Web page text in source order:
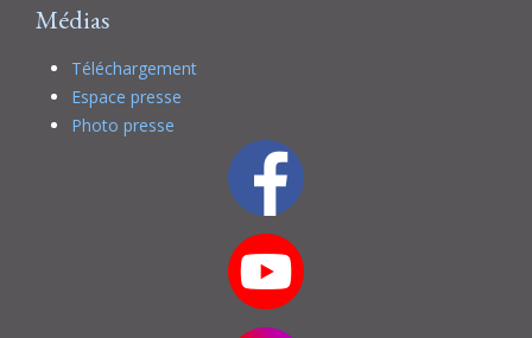
Médias
Téléchargement
Espace presse
Photo presse